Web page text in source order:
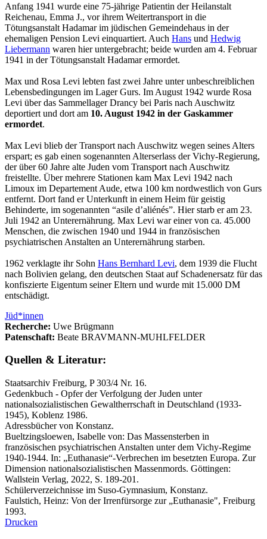
Anfang 1941 wurde eine 75-jährige Patientin der Heilanstalt
Reichenau, Emma J., vor ihrem Weitertransport in die
Tötungsanstalt Hadamar im jüdischen Gemeindehaus in der
ehemaligen Pension Levi einquartiert. Auch Hans und Hedwig
Liebermann waren hier untergebracht; beide wurden am 4. Februar
1941 in der Tötungsanstalt Hadamar ermordet.
Max und Rosa Levi lebten fast zwei Jahre unter unbeschreiblichen
Lebensbedingungen im Lager Gurs. Im August 1942 wurde Rosa
Levi über das Sammellager Drancy bei Paris nach Auschwitz
deportiert und dort am 10. August 1942 in der Gaskammer
ermordet.
Max Levi blieb der Transport nach Auschwitz wegen seines Alters
erspart; es gab einen sogenannten Alterserlass der Vichy-Regierung,
der über 60 Jahre alte Juden vom Transport nach Auschwitz
freistellte. Über mehrere Stationen kam Max Levi 1942 nach
Limoux im Departement Aude, etwa 100 km nordwestlich von Gurs
entfernt. Dort fand er Unterkunft in einem Heim für geistig
Behinderte, im sogenannten “asile d’aliénés”. Hier starb er am 23.
Juli 1942 an Unterernährung. Max Levi war einer von ca. 45.000
Menschen, die zwischen 1940 und 1944 in französischen
psychiatrischen Anstalten an Unterernährung starben.
1962 verklagte ihr Sohn Hans Bernhard Levi, dem 1939 die Flucht
nach Bolivien gelang, den deutschen Staat auf Schadenersatz für das
konfiszierte Eigentum seiner Eltern und wurde mit 15.000 DM
entschädigt.
Jüd*innen
Recherche: Uwe Brügmann
Patenschaft: Beate BRAVMANN-MUHLFELDER
Quellen & Literatur:
Staatsarchiv Freiburg, P 303/4 Nr. 16.
Gedenkbuch - Opfer der Verfolgung der Juden unter
nationalsozialistischen Gewaltherrschaft in Deutschland (1933-
1945), Koblenz 1986.
Adressbücher von Konstanz.
Bueltzingsloewen, Isabelle von: Das Massensterben in
französischen psychiatrischen Anstalten unter dem Vichy-Regime
1940-1944. In: „Euthanasie“-Verbrechen im besetzten Europa. Zur
Dimension nationalsozialistischen Massenmords. Göttingen:
Wallstein Verlag, 2022, S. 189-201.
Schülerverzeichnisse im Suso-Gymnasium, Konstanz.
Faulstich, Heinz: Von der Irrenfürsorge zur „Euthanasie", Freiburg
1993.
Drucken